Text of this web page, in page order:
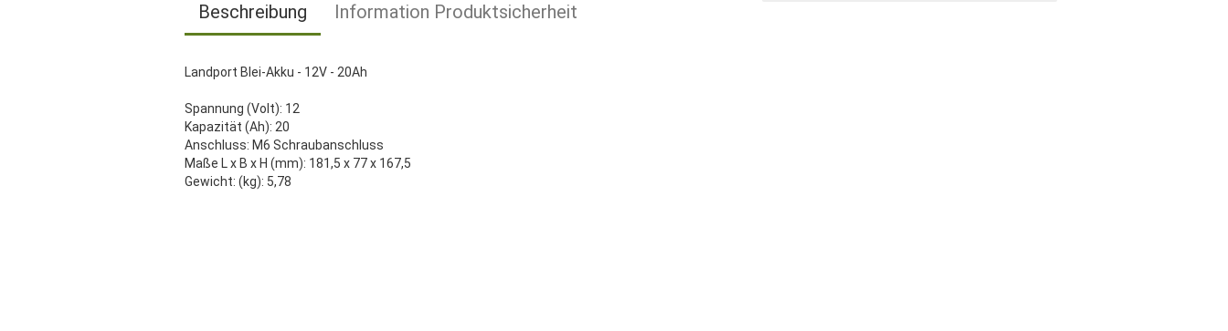
Beschreibung Information Produktsicherheit
Landport Blei-Akku - 12V - 20Ah
Spannung (Volt): 12
Kapazität (Ah): 20
Anschluss: M6 Schraubanschluss
Maße L x B x H (mm): 181,5 x 77 x 167,5
Gewicht: (kg): 5,78